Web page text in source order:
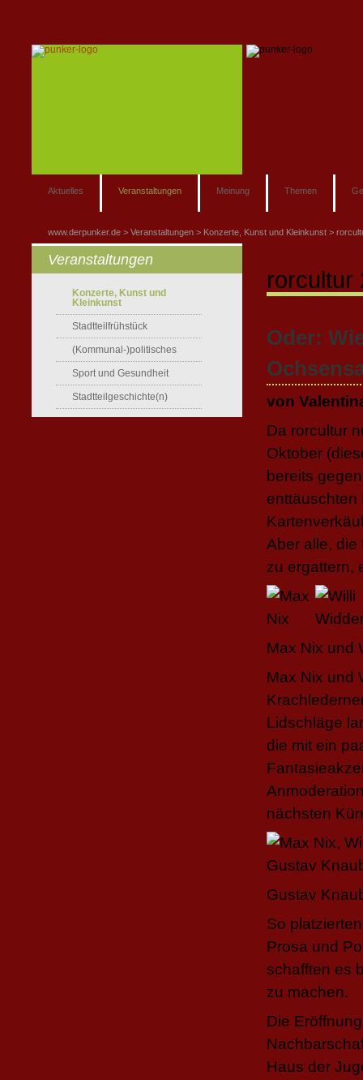
Aktuelles Veranstaltungen Meinung Themen
www.derpunker.de Veranstaltungen Konzerte, Kunst und Kleinkunst
rorcultur
Oder:
von
Da rorcultur
Oktober
bereits
enttäuschten
Aber alle, die
zu ergattern,
Max Nix und
Max Nix und
Lidschläge
die mit ein
nächsten
Gustav
So
Prosa und
schafften es
zu machen.
Die
Haus der
Veranstaltungen
Konzerte, Kunst und
Kleinkunst
Stadtteilfrühstück
(Kommunal-)politisches
Sport und Gesundheit
Stadtteilgeschichte(n)